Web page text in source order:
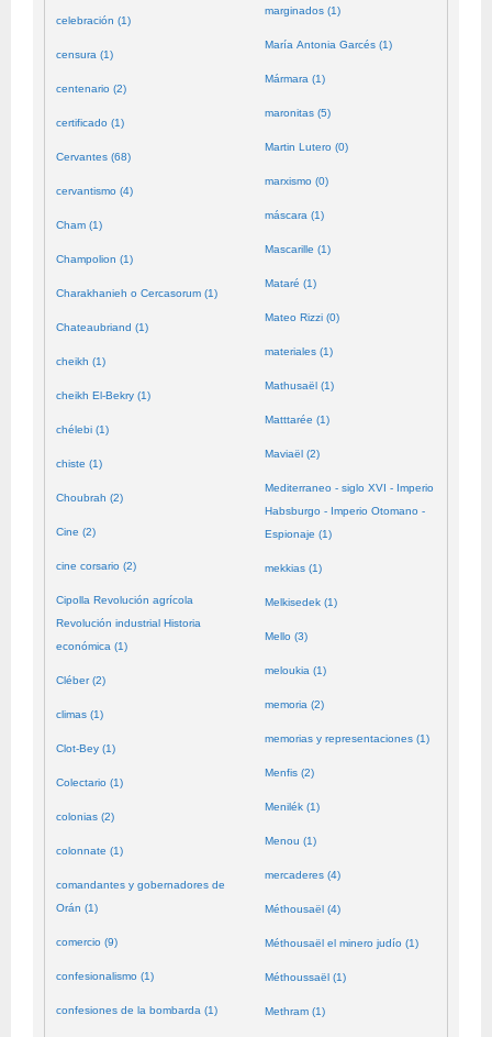
celebración (1)
censura (1)
centenario (2)
certificado (1)
Cervantes (68)
cervantismo (4)
Cham (1)
Champolion (1)
Charakhanieh o Cercasorum (1)
Chateaubriand (1)
cheikh (1)
cheikh El-Bekry (1)
chélebi (1)
chiste (1)
Choubrah (2)
Cine (2)
cine corsario (2)
Cipolla Revolución agrícola
Revolución industrial Historia
económica (1)
Cléber (2)
climas (1)
Clot-Bey (1)
Colectario (1)
colonias (2)
colonnate (1)
comandantes y gobernadores de
Orán (1)
comercio (9)
confesionalismo (1)
confesiones de la bombarda (1)
marginados (1)
María Antonia Garcés (1)
Mármara (1)
maronitas (5)
Martin Lutero (0)
marxismo (0)
máscara (1)
Mascarille (1)
Mataré (1)
Mateo Rizzi (0)
materiales (1)
Mathusaël (1)
Matttarée (1)
Maviaël (2)
Mediterraneo - siglo XVI - Imperio
Habsburgo - Imperio Otomano -
Espionaje (1)
mekkias (1)
Melkisedek (1)
Mello (3)
meloukia (1)
memoria (2)
memorias y representaciones (1)
Menfis (2)
Menilék (1)
Menou (1)
mercaderes (4)
Méthousaël (4)
Méthousaël el minero judío (1)
Méthoussaël (1)
Methram (1)